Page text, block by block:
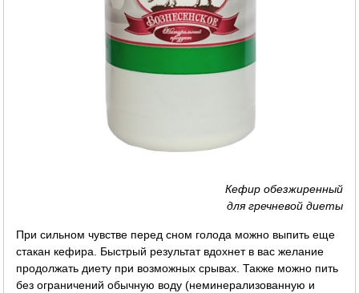
Кефир обезжиренный
для гречневой диеты
При сильном чувстве перед сном голода можно выпить еще
стакан кефира. Быстрый результат вдохнет в вас желание
продолжать диету при возможных срывах. Также можно пить
без ограничений обычную воду (неминерализованную и